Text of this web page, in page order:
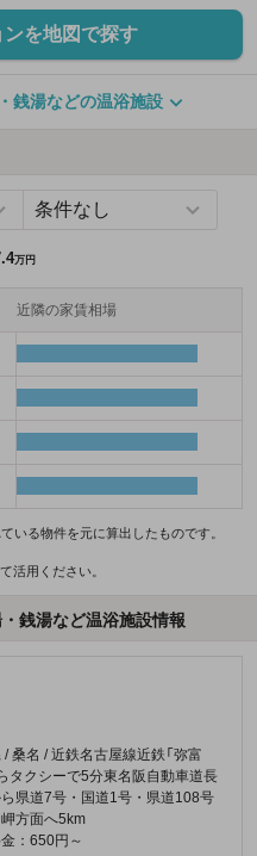
を地図で探す
銭湯などの温浴施設
万円
近隣の家賃相場
いる物件を元に算出したものです。
活用ください。
銭湯など温浴施設情報
/ 桑名 / 近鉄名古屋線近鉄「弥富
タクシーで5分東名阪自動車道長
県道7号・国道1号・県道108号
方面へ5km
：650円～